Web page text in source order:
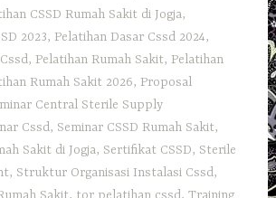
CSSD Rumah Sakit di Jogja,
2023, Pelatihan Dasar Cssd 2024,
, Pelatihan Rumah Sakit, Pelatihan
Rumah Sakit 2026, Proposal
Central Sterile Supply
Cssd, Seminar CSSD Rumah Sakit,
Sakit di Jogja, Sertifikat CSSD, Sterile
, Struktur Organisasi Instalasi Cssd,